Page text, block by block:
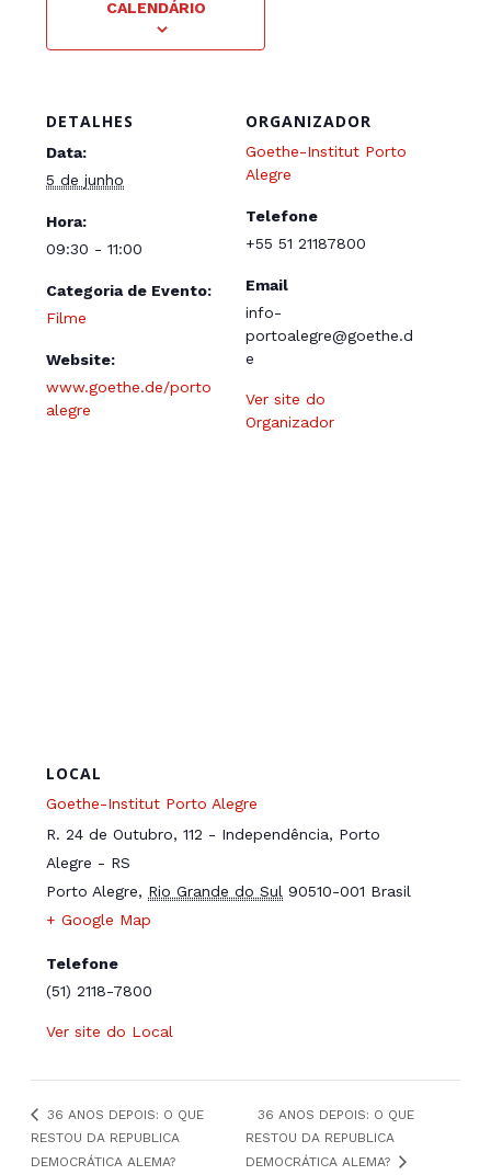
CALENDÁRIO
DETALHES
Data:
5 de junho
Hora:
09:30 - 11:00
Categoria de Evento:
Filme
Website:
www.goethe.de/porto
alegre
ORGANIZADOR
Goethe-Institut Porto
Alegre
Telefone
+55 51 21187800
Email
info-
portoalegre@goethe.d
e
Ver site do
Organizador
LOCAL
Goethe-Institut Porto Alegre
R. 24 de Outubro, 112 - Independência, Porto
Alegre - RS
Porto Alegre, Rio Grande do Sul 90510-001 Brasil
+ Google Map
Telefone
(51) 2118-7800
Ver site do Local
36 ANOS DEPOIS: O QUE
RESTOU DA REPUBLICA
DEMOCRÁTICA ALEMA?
36 ANOS DEPOIS: O QUE
RESTOU DA REPUBLICA
DEMOCRÁTICA ALEMA?